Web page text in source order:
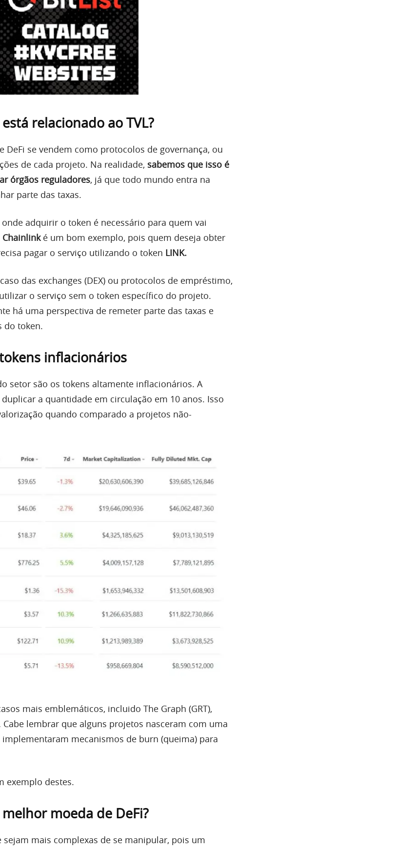
relacionado ao TVL?
DeFi se vendem como protocolos de governança, ou
de cada projeto. Na realidade, sabemos que isso é
órgãos reguladores, já que todo mundo entra na
parte das taxas.
adquirir o token é necessário para quem vai
Chainlinké um bom exemplo, pois quem deseja obter
pagar o serviço utilizando o token LINK.
das exchanges (DEX) ou protocolos de empréstimo,
o serviço sem o token específico do projeto.
há uma perspectiva de remeter parte das taxas e
do token.
inflacionários
setor são os tokens altamente inflacionários. A
a quantidade em circulação em 10 anos. Isso
quando comparado a projetos não-
mais emblemáticos, incluido The Graph (GRT),
Cabe lembrar que alguns projetos nasceram com uma
mecanismos de burn (queima) para
exemplo destes.
moeda de DeFi?
mais complexas de se manipular, pois um